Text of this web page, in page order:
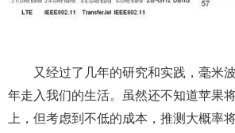
又经过了几年的研究和实践，毫米波
年走入我们的生活。虽然还不知道苹果
上，但考虑到不低的成本，推测大概率